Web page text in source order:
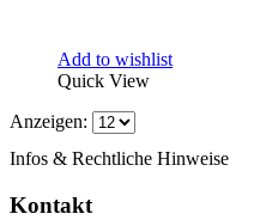
Add to wishlist
Quick View
Anzeigen:
Infos & Rechtliche Hinweise
Kontakt